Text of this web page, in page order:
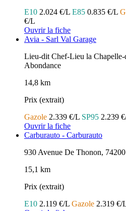
E10 2.024 €/L E85 0.835 €/L
€/L
Ouvrir la fiche
Avia - Sarl Val Garage
Lieu-dit Chef-Lieu la
Abondance
14,8 km
Prix (extrait)
Gazole 2.339 €/L SP95 2.239
Ouvrir la fiche
Carburauto - Carburauto
930 Avenue De Thonon,
15,1 km
Prix (extrait)
E10 2.119 €/L Gazole 2.319 €/